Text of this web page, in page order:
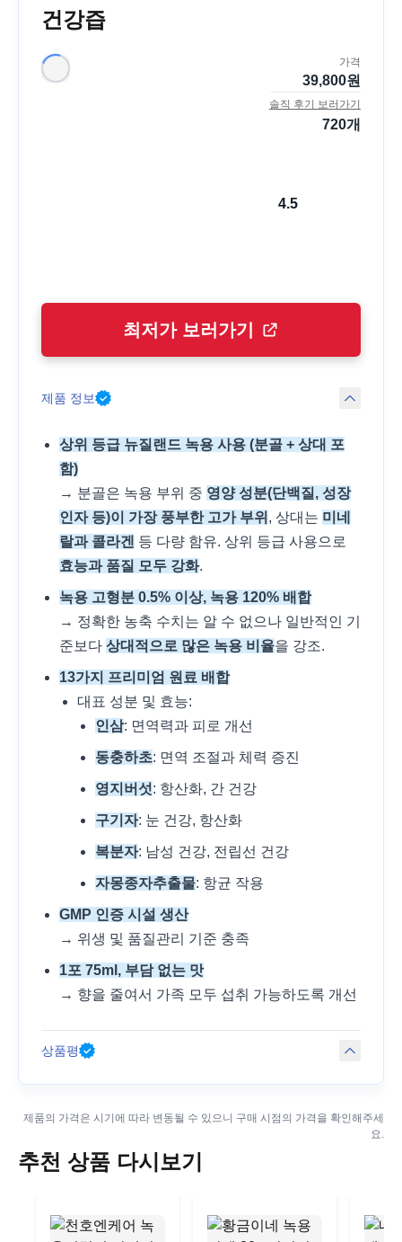
건강즙
가격
39,800원
솔직 후기 보러가기
720개
4.5
최저가 보러가기
제품 정보
상위 등급 뉴질랜드 녹용 사용 (분골 + 상대 포
함)
→ 분골은 녹용 부위 중 영양 성분(단백질, 성장
인자 등)이 가장 풍부한 고가 부위 , 상대는 미네
랄과 콜라겐 등 다량 함유. 상위 등급 사용으로
효능과 품질 모두 강화.
녹용 고형분 0.5% 이상, 녹용 120% 배합
→ 정확한 농축 수치는 알 수 없으나 일반적인 기
준보다 상대적으로 많은 녹용 비율을 강조.
13가지 프리미엄 원료 배합
대표 성분 및 효능:
인삼: 면역력과 피로 개선
동충하초: 면역 조절과 체력 증진
영지버섯: 항산화, 간 건강
구기자: 눈 건강, 항산화
복분자: 남성 건강, 전립선 건강
자몽종자추출물: 항균 작용
GMP 인증 시설 생산
→ 위생 및 품질관리 기준 충족
1포 75ml, 부담 없는 맛
→ 향을 줄여서 가족 모두 섭취 가능하도록 개선
상품평
제품의 가격은 시기에 따라 변동될 수 있으니 구매 시점의 가격을 확인해주세
요.
추천 상품 다시보기